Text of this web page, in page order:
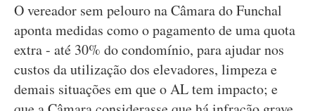
O vereador sem pelouro na Câmara do Funchal
aponta medidas como o pagamento de uma quota
extra - até 30% do condomínio, para ajudar nos
custos da utilização dos elevadores, limpeza e
demais situações em que o AL tem impacto; e